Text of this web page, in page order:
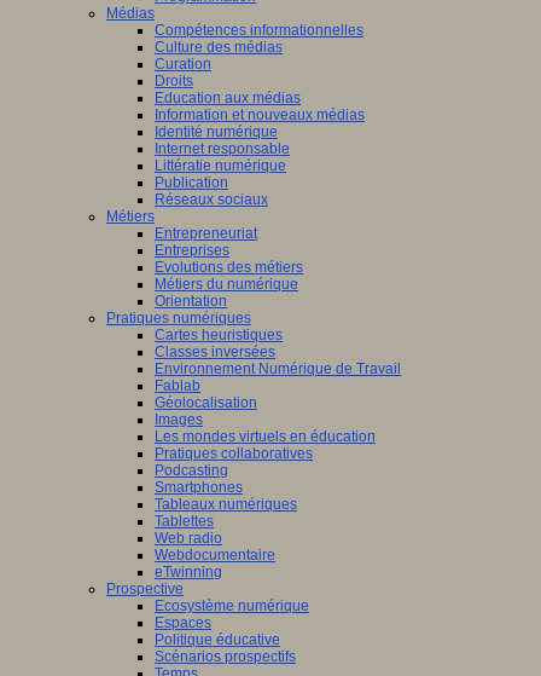
Médias
Compétences informationnelles
Culture des médias
Curation
Droits
Education aux médias
Information et nouveaux médias
Identité numérique
Internet responsable
Littératie numérique
Publication
Réseaux sociaux
Métiers
Entrepreneuriat
Entreprises
Evolutions des métiers
Métiers du numérique
Orientation
Pratiques numériques
Cartes heuristiques
Classes inversées
Environnement Numérique de Travail
Fablab
Géolocalisation
Images
Les mondes virtuels en éducation
Pratiques collaboratives
Podcasting
Smartphones
Tableaux numériques
Tablettes
Web radio
Webdocumentaire
eTwinning
Prospective
Ecosystème numérique
Espaces
Politique éducative
Scénarios prospectifs